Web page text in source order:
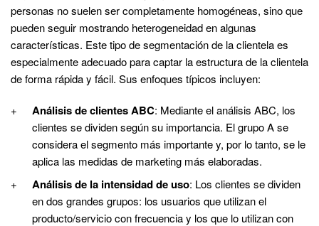
personas no suelen ser completamente homogéneas, sino que
pueden seguir mostrando heterogeneidad en algunas
características. Este tipo de segmentación de la clientela es
especialmente adecuado para captar la estructura de la clientela
de forma rápida y fácil. Sus enfoques típicos incluyen:
Análisis de clientes ABC: Mediante el análisis ABC, los
clientes se dividen según su importancia. El grupo A se
considera el segmento más importante y, por lo tanto, se le
aplica las medidas de marketing más elaboradas.
Análisis de la intensidad de uso: Los clientes se dividen
en dos grandes grupos: los usuarios que utilizan el
producto/servicio con frecuencia y los que lo utilizan con